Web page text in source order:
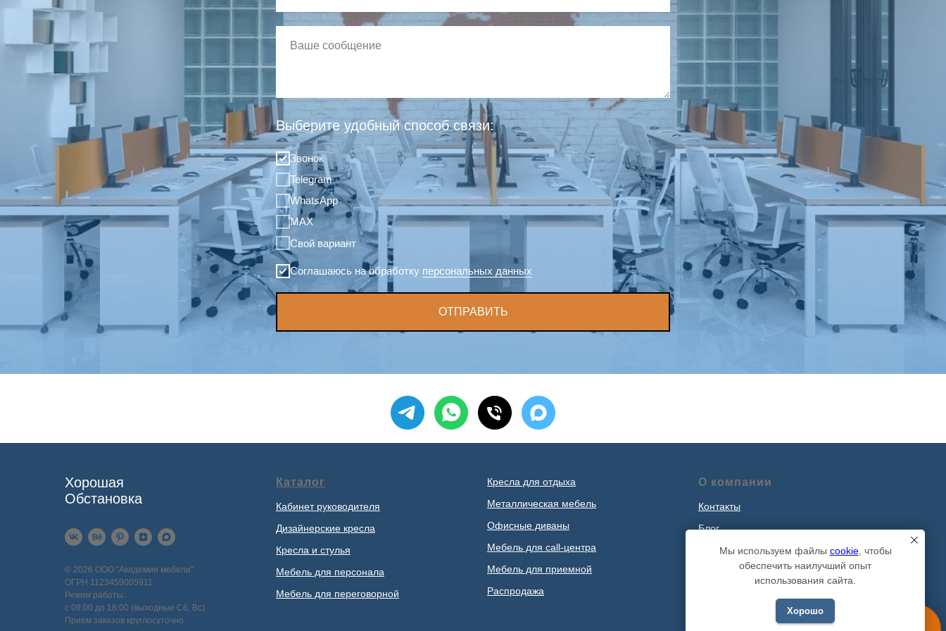
Выберите удобный способ связи:
Звонок
Telegram
WhatsApp
MAX
Свой вариант
Соглашаюсь на обработку персональных данных
ОТПРАВИТЬ
Мы используем файлы cookie, чтобы
обеспечить наилучший опыт
использования сайта.
Хорошо
Хорошая
Обстановка
© 2026 ООО "Академия мебели"
ОГРН 1123459005911
Режим работы:
с 09:00 до 18:00 (выходные Сб, Вс)
Прием заказов круглосуточно
Каталог
Кабинет руководителя
Дизайнерские кресла
Кресла и стулья
Мебель для персонала
Мебель для переговорной
Кресла для отдыха
Металлическая мебель
Офисные диваны
Мебель для call-центра
Мебель для приемной
Распродажа
О компании
Контакты
Блог
Наши проекты
Политика обработки персональных